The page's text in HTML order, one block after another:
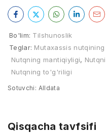
Bo'lim: Tilshunoslik
Teglar: Mutaxassis
Nutqning mantiqiyligi,
Nutqning to'g'riligi
Sotuvchi: Alldata
Qisqacha tavfsifi